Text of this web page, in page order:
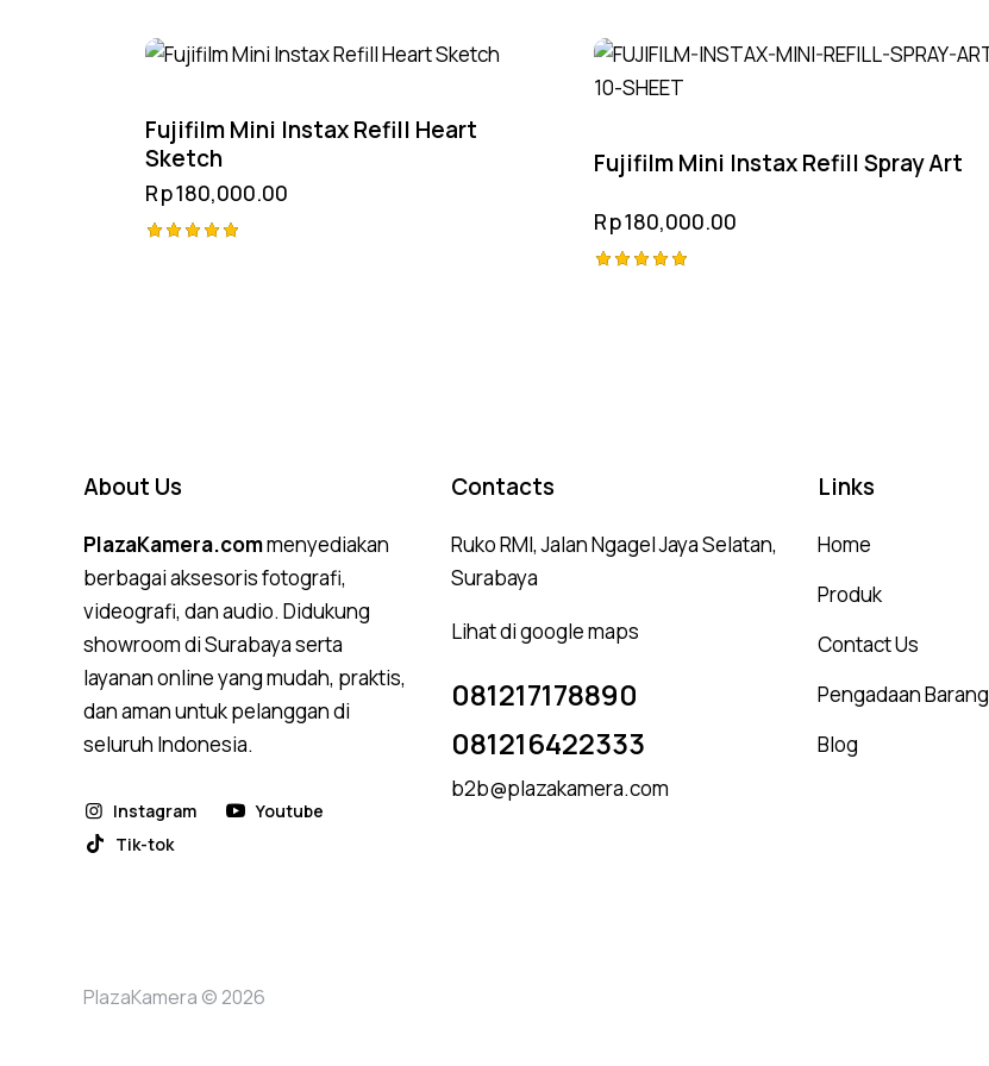
Fujifilm Mini Instax Refill Heart
Sketch
Rp180,000.00
Fujifilm Mini Instax Refill Spray Art
Rp180,000.00
About Us
PlazaKamera.commenyediakan
berbagai aksesoris fotografi,
videografi, dan audio. Didukung
showroom di Surabaya serta
layanan online yang mudah, praktis,
dan aman untuk pelanggan di
seluruh Indonesia.
Instagram
Youtube
Tik-tok
Contacts
Ruko RMI, Jalan Ngagel Jaya Selatan,
Surabaya
Lihat di google maps
081217178890
081216422333
b2b@plazakamera.com
Links
Home
Produk
Contact Us
Pengadaan Barang
Blog
PlazaKamera © 2026